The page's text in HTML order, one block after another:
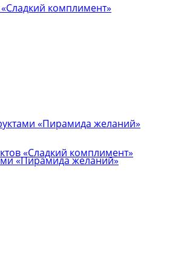
комплимент»
«Пирамида желаний»